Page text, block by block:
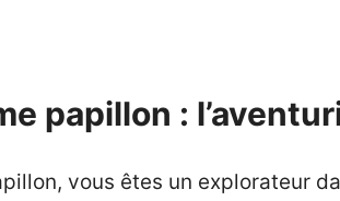
papillon :
vous êtes un explorateur